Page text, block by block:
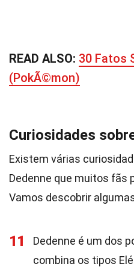
READ ALSO: 30 Fatos
(PokÃ©mon)
Curiosidades
Existem várias
Dedenne que muitos fãs
Vamos descobrir
11
Dedenne é um dos
combina os tipos